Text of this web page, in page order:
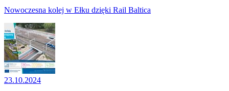
Nowoczesna kolej w Ełku dzięki Rail Baltica
23.10.2024